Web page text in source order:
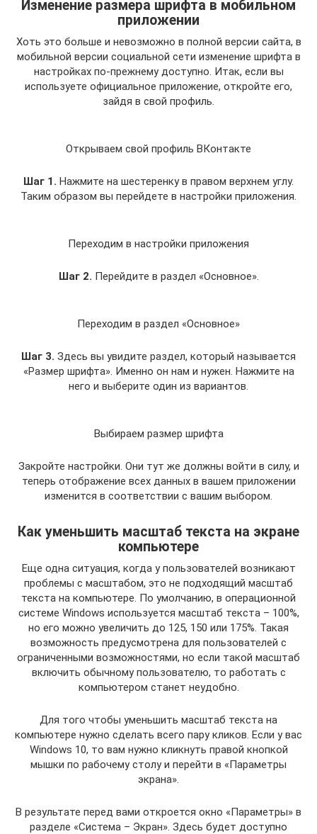
Изменение размера шрифта в мобильном
приложении
Хоть это больше и невозможно в полной версии сайта, в
мобильной версии социальной сети изменение шрифта в
настройках по-прежнему доступно. Итак, если вы
используете официальное приложение, откройте его,
зайдя в свой профиль.
Открываем свой профиль ВКонтакте
Шаг 1. Нажмите на шестеренку в правом верхнем углу.
Таким образом вы перейдете в настройки приложения.
Переходим в настройки приложения
Шаг 2. Перейдите в раздел «Основное».
Переходим в раздел «Основное»
Шаг 3. Здесь вы увидите раздел, который называется
«Размер шрифта». Именно он нам и нужен. Нажмите на
него и выберите один из вариантов.
Выбираем размер шрифта
Закройте настройки. Они тут же должны войти в силу, и
теперь отображение всех данных в вашем приложении
изменится в соответствии с вашим выбором.
Как уменьшить масштаб текста на экране
компьютере
Еще одна ситуация, когда у пользователей возникают
проблемы с масштабом, это не подходящий масштаб
текста на компьютере. По умолчанию, в операционной
системе Windows используется масштаб текста – 100%,
но его можно увеличить до 125, 150 или 175%. Такая
возможность предусмотрена для пользователей с
ограниченными возможностями, но если такой масштаб
включить обычному пользователю, то работать с
компьютером станет неудобно.
Для того чтобы уменьшить масштаб текста на
компьютере нужно сделать всего пару кликов. Если у вас
Windows 10, то вам нужно кликнуть правой кнопкой
мышки по рабочему столу и перейти в «Параметры
экрана».
В результате перед вами откроется окно «Параметры» в
разделе «Система – Экран». Здесь будет доступно